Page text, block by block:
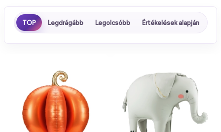
TOP Legdrágább Legolcsóbb Értékelések alapján